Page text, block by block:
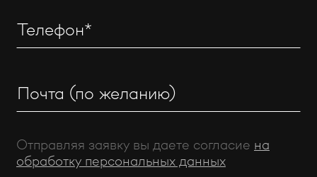
Отправляя заявку вы даете согласие на
обработку персональных данных